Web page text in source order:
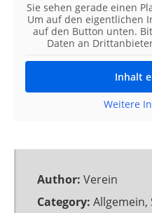
Sie sehen gerade einen
Um auf den eigentlichen
auf den Button unten.
Daten an
Inhalt
Weitere
Author: Verein
Category: Allgemein,